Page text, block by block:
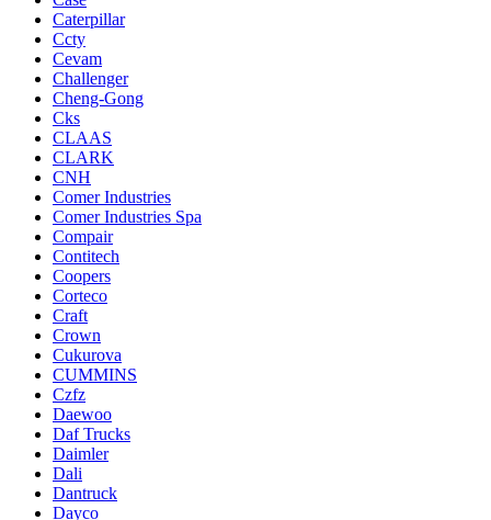
Caterpillar
Ccty
Cevam
Challenger
Cheng-Gong
Cks
CLAAS
CLARK
CNH
Comer Industries
Comer Industries Spa
Compair
Contitech
Coopers
Corteco
Craft
Crown
Cukurova
CUMMINS
Czfz
Daewoo
Daf Trucks
Daimler
Dali
Dantruck
Dayco